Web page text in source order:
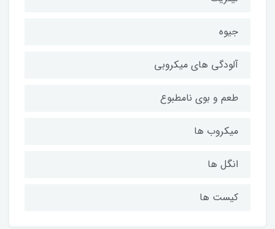
جیوه
آلودگی های میکروبی
طعم و بوی نامطبوع
میکروب ها
انگل ها
کیست ها